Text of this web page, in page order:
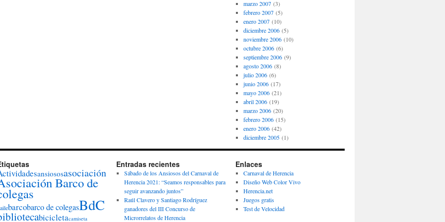
marzo 2007(3)
febrero 2007(5)
enero 2007(10)
diciembre 2006(5)
noviembre 2006(10)
octubre 2006(6)
septiembre 2006(9)
agosto 2006(8)
julio 2006(6)
junio 2006(17)
mayo 2006(21)
abril 2006(19)
marzo 2006(20)
febrero 2006(15)
enero 2006(42)
diciembre 2005(1)
ansiososasociación
Barco de
barcobarco de colegasBdC
bicicletacamiseta
Entradas recientes
Sábado de los Ansiosos del Carnaval de
Herencia 2021: “Seamos responsables para
seguir avanzando juntos”
Raúl Clavero y Santiago Rodríguez
ganadores del III Concurso de
Microrrelatos de Herencia
Enlaces
Carnaval de Herencia
Diseño Web Color Vivo
Herencia.net
Juegos gratis
Test de Velocidad